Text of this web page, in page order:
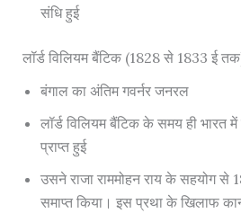
संधि हुई
लॉर्ड विलियम बैंटिक (1828 से 1833 ई
बंगाल का अंतिम गवर्नर जनरल
लॉर्ड विलियम बैंटिक के समय ही भारत
प्राप्त हुई
उसने राजा राममोहन राय के सहयोग से
समाप्त किया। इस प्रथा के खिलाफ